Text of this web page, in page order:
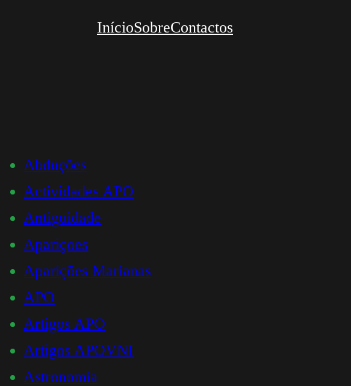
InícioSobreContactos
Abduções
Actividades APO
Antiguidade
Apariçoes
Aparições Marianas
APO
Artigos APO
Artigos APOVNI
Astronomia